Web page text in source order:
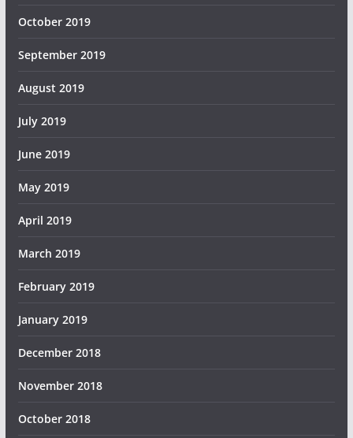
October 2019
September 2019
August 2019
July 2019
June 2019
May 2019
April 2019
March 2019
February 2019
January 2019
December 2018
November 2018
October 2018